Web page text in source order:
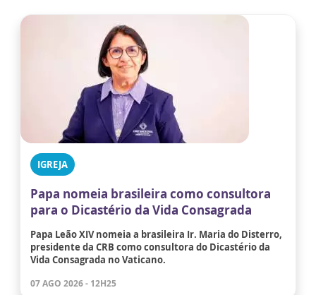
IGREJA
Papa nomeia brasileira como consultora
para o Dicastério da Vida Consagrada
Papa Leão XIV nomeia a brasileira Ir. Maria do Disterro,
presidente da CRB como consultora do Dicastério da
Vida Consagrada no Vaticano.
07 AGO 2026 - 12H25